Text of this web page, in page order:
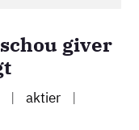
giver
| aktier
|